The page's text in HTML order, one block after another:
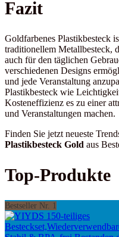
Fazit
Goldfarbenes Plastikbesteck
traditionellem Metallbesteck,
auch für den täglichen
verschiedenen Designs
und jede Veranstaltung
Plastikbesteck wie
Kosteneffizienz es zu einer
und Veranstaltungen machen.
Finden Sie jetzt neueste
Plastikbesteck Gold aus
Top-Produkte
Bestseller Nr. 1